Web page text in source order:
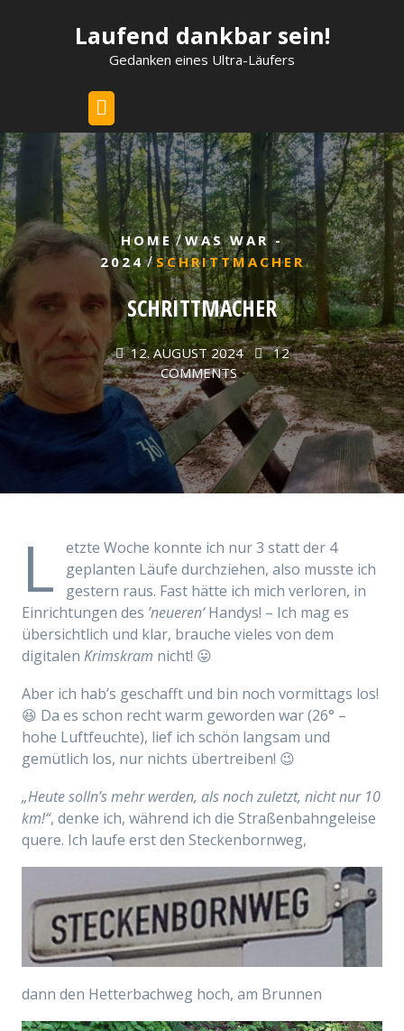
Laufend dankbar sein!
Gedanken eines Ultra-Läufers
HOME/WAS WAR -
2024/ SCHRITTMACHER
SCHRITTMACHER
12. AUGUST 2024
12
COMMENTS
L
etzte Woche konnte ich nur 3 statt der 4
geplanten Läufe durchziehen, also musste ich
gestern raus. Fast hätte ich mich verloren, in
Einrichtungen des ’neueren‘Handys! – Ich mag es
übersichtlich und klar, brauche vieles von dem
digitalen Krimskram nicht! 😛
Aber ich hab’s geschafft und bin noch vormittags los!
😆 Da es schon recht warm geworden war (26° –
hohe Luftfeuchte), lief ich schön langsam und
gemütlich los, nur nichts übertreiben! 😉
„Heute solln’s mehr werden, als noch zuletzt, nicht nur 10
km!“, denke ich, während ich die Straßenbahngeleise
quere. Ich laufe erst den Steckenbornweg,
dann den Hetterbachweg hoch, am Brunnen